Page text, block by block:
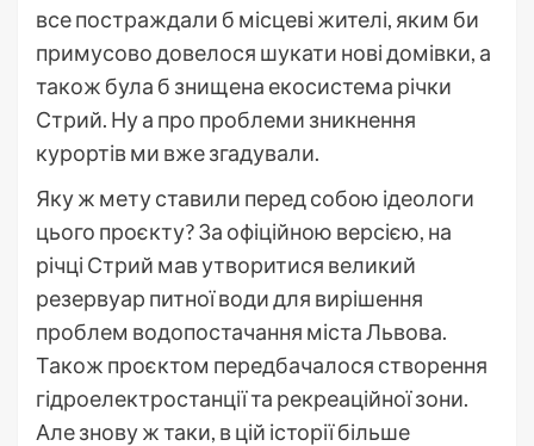
все постраждали б місцеві жителі, яким би
примусово довелося шукати нові домівки, а
також була б знищена екосистема річки
Стрий. Ну а про проблеми зникнення
курортів ми вже згадували.
Яку ж мету ставили перед собою ідеологи
цього проєкту? За офіційною версією, на
річці Стрий мав утворитися великий
резервуар питної води для вирішення
проблем водопостачання міста Львова.
Також проєктом передбачалося створення
гідроелектростанції та рекреаційної зони.
Але знову ж таки, в цій історії більше